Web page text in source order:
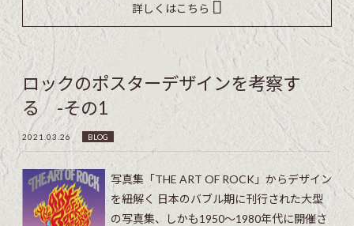
詳しくはこちら
ロックのポスターデザインを考察す
る -その1
2021.03.26 BLOG
写真集「THE ART OF ROCK」からデザイン
を紐解く 日本のバブル期に刊行された大型
の写真集、しかも1950〜1980年代に開催さ